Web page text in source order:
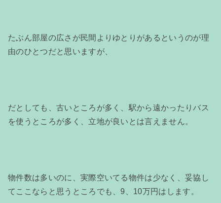
たぶん部屋の広さが民間よりゆとりがあるというのが理
由のひとつだと思いますが、
だとしても、古いところが多く、駅から遠かったりバス
を使うところが多く、立地が良いとは言えません。
物件数は多いのに、実際空いてる物件は少なく、妥協し
てここならと思うところでも、9、10万円はします。